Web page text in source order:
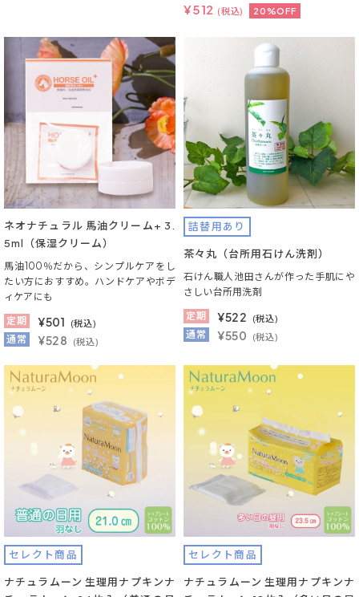
¥512 (税込) 20%OFF
ネオナチュラル 馬油クリーム+ 3.
5ml（保湿クリーム）
馬油100％だから、シンプルケアをし
たい方におすすめ。ハンドケアやボデ
ィケアにも
定期
¥501 (税込)
通常 ¥528 (税込)
詰替用あり
茶々丸（台所用石けん洗剤）
石けん職人池田さんが作った手肌にや
さしい台所用洗剤
定期
¥522 (税込)
通常 ¥550 (税込)
セレクト商品
ナチュラムーン 生理用ナプキンナ
セレクト商品
ナチュラムーン 生理用ナプキンナ